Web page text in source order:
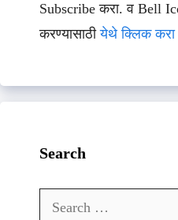
Subscribe करा. व Bell
करण्यासाठीयेथे क्लिक करा
Search
Search